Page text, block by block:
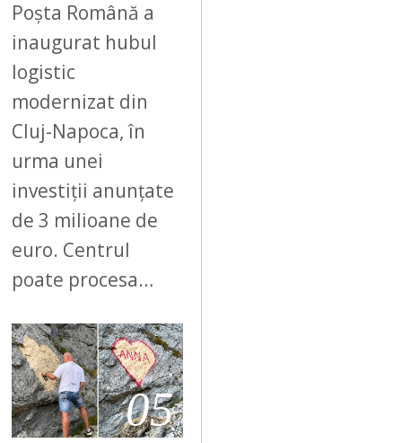
Poșta Română a
inaugurat hubul
logistic
modernizat din
Cluj-Napoca, în
urma unei
investiții anunțate
de 3 milioane de
euro. Centrul
poate procesa…
05